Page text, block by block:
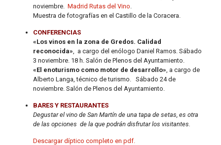
noviembre. Madrid Rutas del Vino
Muestra de fotografías en el Castillo de la Coracera.
CONFERENCIAS
«Los vinos en la zona de Gredos. Calidad
reconocida» , a cargo del enólogo Daniel Ramos. Sábado
3 noviembre. 18 h. Salón de Plenos del Ayuntamiento.
«El enoturismo como motor de desarrollo» , a cargo de
Alberto Langa, técnico de turismo. Sábado 24 de
noviembre. Salón de Plenos del Ayuntamiento.
BARES Y RESTAURANTES
Degustar el vino de San Martín de una tapa de setas, es otra
de las opciones de la que podrán disfrutar los visitantes.
Descargar díptico completo en pdf.